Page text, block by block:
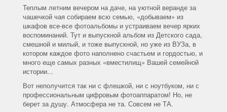
Теплым летним вечером на даче, на уютной веранде за
чашечкой чая собираем всю семью, «добываем» из
шкафов все-все фотоальбомы и устраиваем вечер ярких
воспоминаний. Тут и выпускной альбом из Детского сада,
смешной и милый, и тоже выпускной, но уже из ВУЗа, в
котором каждое фото наполнено счастьем и гордостью, и
много еще самых разных «вместилищ» Вашей семейной
истории...
Вот неполучится так ни с флешкой, ни с ноутбуком, ни с
профессиональным цифровым фотоаппаратом! Но, не
берет за душу. Атмосфера не та. Совсем не ТА.